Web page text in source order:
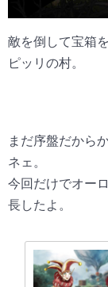
敵を倒して宝箱
ピッリの村。
まだ序盤だから
ネェ。
今回だけでオー
長したよ。